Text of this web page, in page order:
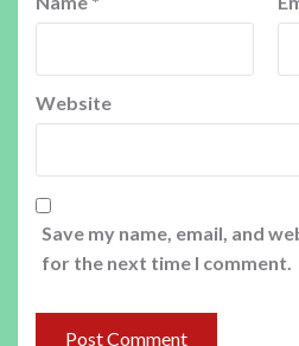
Website
Save my name, email, and
for the next time I comment.